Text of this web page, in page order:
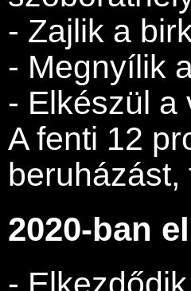
- Zajlik a
- Megnyílik
- Elkészül a
A fenti 12
beruházást,
2020-ban